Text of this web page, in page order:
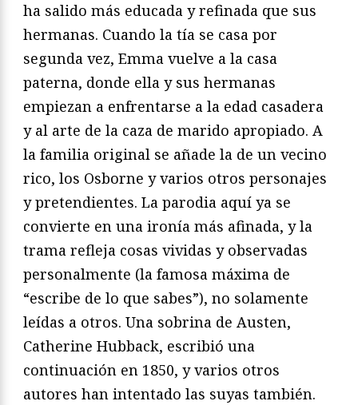
ha salido más educada y refinada que sus
hermanas. Cuando la tía se casa por
segunda vez, Emma vuelve a la casa
paterna, donde ella y sus hermanas
empiezan a enfrentarse a la edad casadera
y al arte de la caza de marido apropiado. A
la familia original se añade la de un vecino
rico, los Osborne y varios otros personajes
y pretendientes. La parodia aquí ya se
convierte en una ironía más afinada, y la
trama refleja cosas vividas y observadas
personalmente (la famosa máxima de
“escribe de lo que sabes”), no solamente
leídas a otros. Una sobrina de Austen,
Catherine Hubback, escribió una
continuación en 1850, y varios otros
autores han intentado las suyas también.